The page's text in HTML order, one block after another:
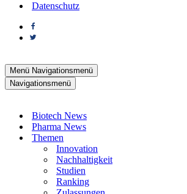
Datenschutz
Menü Navigationsmenü
Navigationsmenü
Biotech News
Pharma News
Themen
Innovation
Nachhaltigkeit
Studien
Ranking